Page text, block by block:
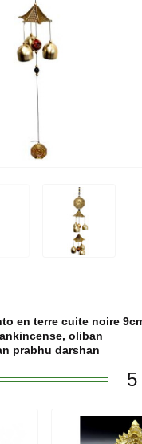
en terre cuite noire
oliban
prabhu darshan
5